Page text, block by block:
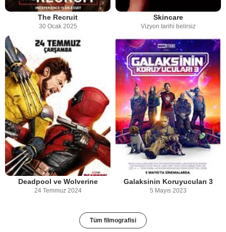
The Recruit
30 Ocak 2025
Skincare
Vizyon tarihi belirsiz
Deadpool ve Wolverine
24 Temmuz 2024
Galaksinin Koruyucuları 3
5 Mayıs 2023
Tüm filmografisi